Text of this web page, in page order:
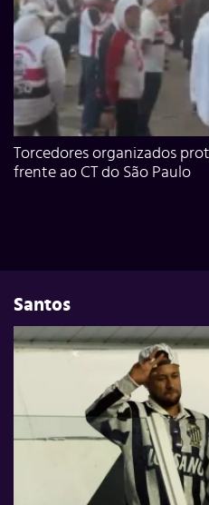
Torcedores organizados
frente ao CT do São Paulo
Santos